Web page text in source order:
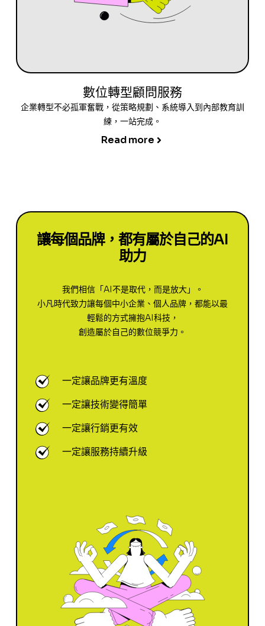
數位轉型顧問服務
企業轉型不必孤軍奮戰，從策略規劃、系統導入到內部教育訓
練，一站完成。
Read more
讓每個品牌，都有屬於自己的AI
助力
我們相信「AI不是取代，而是放大」。
小凡時代致力讓每個中小企業、個人品牌，都能以最
輕鬆的方式擁抱AI科技，
創造屬於自己的數位競爭力。
一定讓品牌更有溫度
一定讓技術變得簡單
一定讓行銷更有效
一定讓服務持續升級